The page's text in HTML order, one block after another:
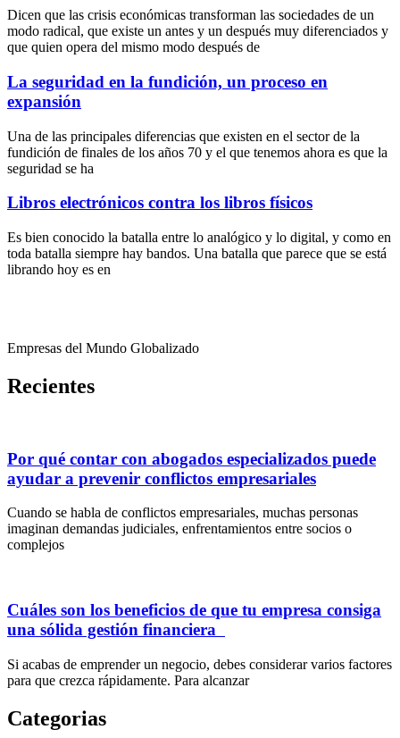
Dicen que las crisis económicas transforman las sociedades de un
modo radical, que existe un antes y un después muy diferenciados y
que quien opera del mismo modo después de
La seguridad en la fundición, un proceso en
expansión
Una de las principales diferencias que existen en el sector de la
fundición de finales de los años 70 y el que tenemos ahora es que la
seguridad se ha
Libros electrónicos contra los libros físicos
Es bien conocido la batalla entre lo analógico y lo digital, y como en
toda batalla siempre hay bandos. Una batalla que parece que se está
librando hoy es en
Empresas del Mundo Globalizado
Recientes
Por qué contar con abogados especializados puede
ayudar a prevenir conflictos empresariales
Cuando se habla de conflictos empresariales, muchas personas
imaginan demandas judiciales, enfrentamientos entre socios o
complejos
Cuáles son los beneficios de que tu empresa consiga
una sólida gestión financiera
Si acabas de emprender un negocio, debes considerar varios factores
para que crezca rápidamente. Para alcanzar
Categorias